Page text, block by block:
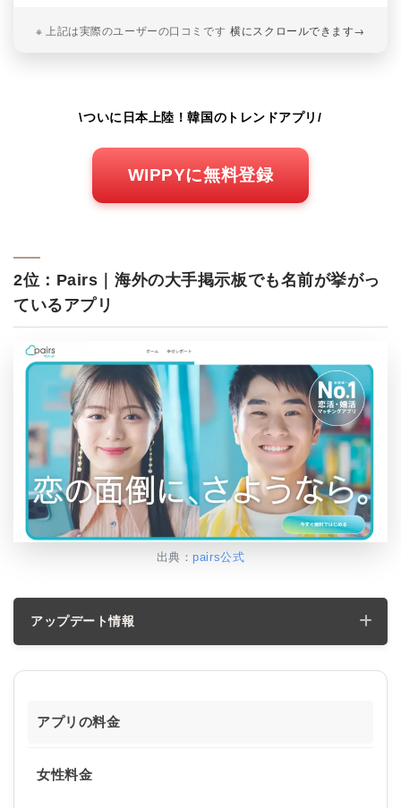
※ 上記は実際のユーザーの口コミです 横にスクロールできます→
\ついに日本上陸！韓国のトレンドアプリ/
WIPPYに無料登録
2位：Pairs｜海外の大手掲示板でも名前が挙がっ
ているアプリ
出典： pairs公式
アップデート情報
アプリの料金
女性料金